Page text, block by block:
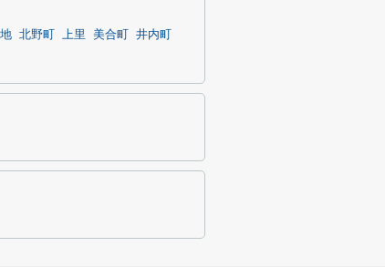
北野町 上里 美合町
井内町